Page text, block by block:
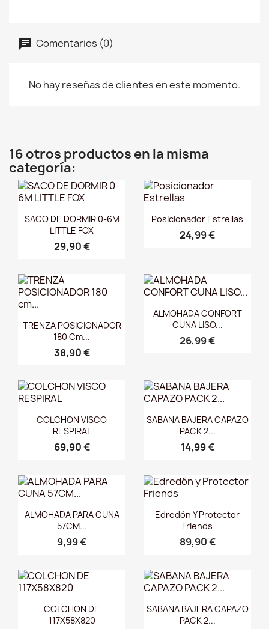
Comentarios (0)
No hay reseñas de clientes en este momento.
16 otros productos en la misma
categoría:
Vista rápida
SACO DE DORMIR 0-6M
LITTLE FOX
29,90 €
Vista rápida
Posicionador Estrellas
24,99 €
Vista rápida
TRENZA POSICIONADOR
180 Cm...
38,90 €
Vista rápida
ALMOHADA CONFORT
CUNA LISO...
26,99 €
Vista rápida
COLCHON VISCO
RESPIRAL
69,90 €
Vista rápida
SABANA BAJERA CAPAZO
PACK 2...
14,99 €
Vista rápida
ALMOHADA PARA CUNA
57CM...
9,99 €
Vista rápida
Edredón Y Protector
Friends
89,90 €
Vista rápida
COLCHON DE
117X58X820
Vista rápida
SABANA BAJERA CAPAZO
PACK 2...